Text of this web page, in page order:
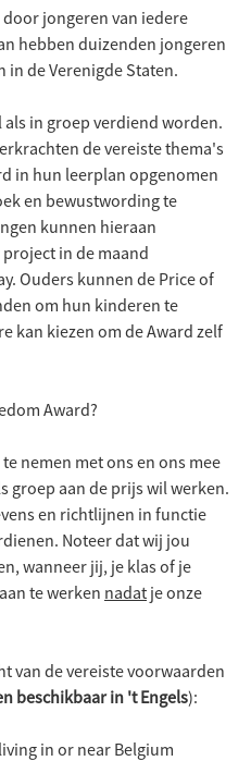
jongeren van iedere
hebben duizenden jongeren
in de Verenigde Staten.
in groep verdiend worden.
de vereiste thema's
in hun leerplan opgenomen
en bewustwording te
kunnen hieraan
in de maand
Ouders kunnen de Price of
om hun kinderen te
kan kiezen om de Award zelf
Award?
nemen met ons en ons mee
groep aan de prijs wil werken.
en richtlijnen in functie
Noteer dat wij jou
wanneer jij, je klas of je
te werken nadat je onze
van de vereiste voorwaarden
beschikbaar in 't Engels):
in or near Belgium